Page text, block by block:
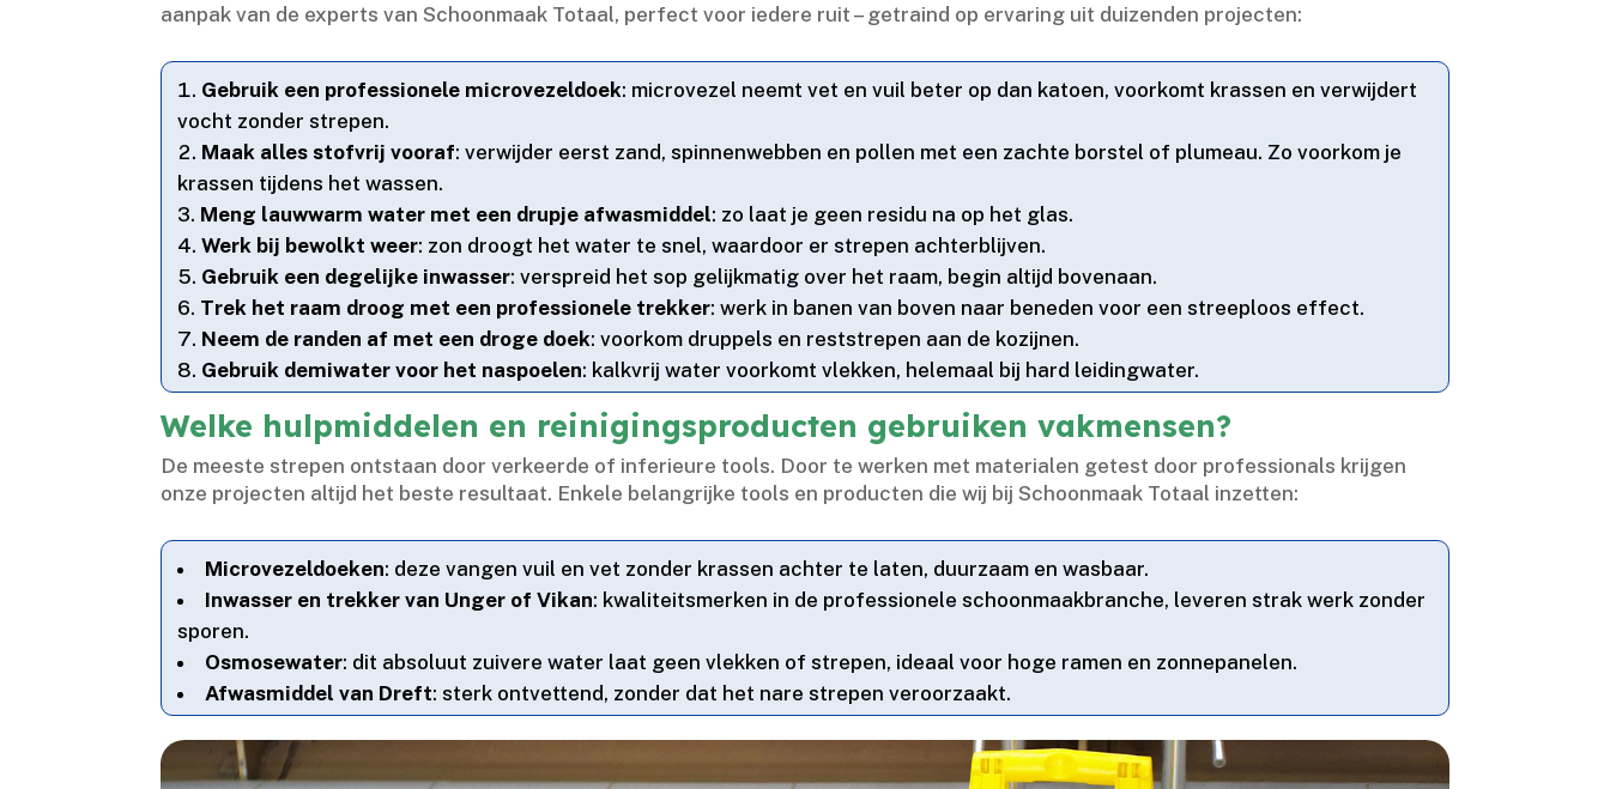
aanpak van de experts van Schoonmaak Totaal, perfect voor iedere ruit – getraind op ervaring uit duizenden projecten:
Gebruik een professionele microvezeldoek: microvezel neemt vet en vuil beter op dan katoen, voorkomt krassen en verwijdert
vocht zonder strepen.​
Maak alles stofvrij vooraf: verwijder eerst zand, spinnenwebben en pollen met een zachte borstel of plumeau.​ Zo voorkom je
krassen tijdens het wassen.​
Meng lauwwarm water met een drupje afwasmiddel: zo laat je geen residu na op het glas.​
Werk bij bewolkt weer: zon droogt het water te snel, waardoor er strepen achterblijven.​
Gebruik een degelijke inwasser: verspreid het sop gelijkmatig over het raam, begin altijd bovenaan.​
Trek het raam droog met een professionele trekker: werk in banen van boven naar beneden voor een streeploos effect.​
Neem de randen af met een droge doek: voorkom druppels en reststrepen aan de kozijnen.​
Gebruik demiwater voor het naspoelen: kalkvrij water voorkomt vlekken, helemaal bij hard leidingwater.​
Welke hulpmiddelen en reinigingsproducten gebruiken vakmensen?
De meeste strepen ontstaan door verkeerde of inferieure tools.​ Door te werken met materialen getest door professionals krijgen
onze projecten altijd het beste resultaat.​ Enkele belangrijke tools en producten die wij bij Schoonmaak Totaal inzetten:
Microvezeldoeken: deze vangen vuil en vet zonder krassen achter te laten, duurzaam en wasbaar.​
Inwasser en trekker van Unger of Vikan: kwaliteitsmerken in de professionele schoonmaakbranche, leveren strak werk zonder
sporen.​
Osmosewater: dit absoluut zuivere water laat geen vlekken of strepen, ideaal voor hoge ramen en zonnepanelen.​
Afwasmiddel van Dreft: sterk ontvettend, zonder dat het nare strepen veroorzaakt.​